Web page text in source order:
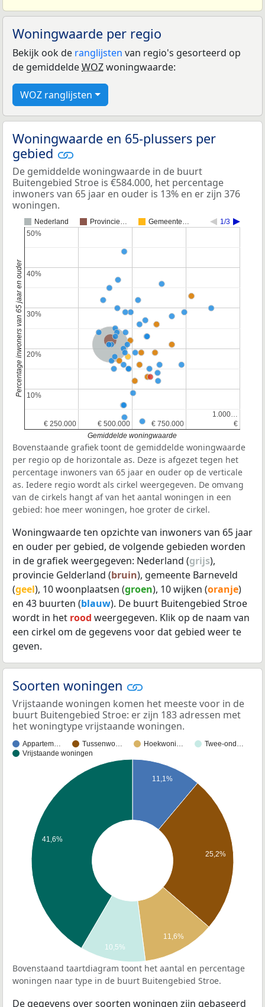
Woningwaarde per regio
Bekijk ook de ranglijsten van regio's gesorteerd op
de gemiddeldeWOZwoningwaarde:
WOZ ranglijsten
Woningwaarde en 65-plussers per
gebied
De gemiddelde woningwaarde in de buurt
Buitengebied Stroe is €584.000, het percentage
inwoners van 65 jaar en ouder is 13% en er zijn 376
woningen.
Nederland Provincie… Gemeente… 1/3
Nederland
Provincie Gelderland
€ 250.000
€ 250.000 € 500.000
€ 500.000 € 750.000
€ 750.000 €
€
1.000…
1.000…
10%
10%
20%
20%
30%
30%
40%
40%
50%
50%
Gemiddelde woningwaarde
Percentage inwoners van 65 jaar en ouder
Bovenstaande grafiek toont de gemiddelde woningwaarde
per regio op de horizontale as. Deze is afgezet tegen het
percentage inwoners van 65 jaar en ouder op de verticale
as. Iedere regio wordt als cirkel weergegeven. De omvang
van de cirkels hangt af van het aantal woningen in een
gebied: hoe meer woningen, hoe groter de cirkel.
Woningwaarde ten opzichte van inwoners van 65 jaar
en ouder per gebied, de volgende gebieden worden
in de grafiek weergegeven: Nederland (grijs),
provincie Gelderland (bruin), gemeente Barneveld
(geel), 10 woonplaatsen (groen), 10 wijken (oranje)
en 43 buurten (blauw). De buurt Buitengebied Stroe
wordt in het rood weergegeven. Klik op de naam van
een cirkel om de gegevens voor dat gebied weer te
geven.
Soorten woningen
Vrijstaande woningen komen het meeste voor in de
buurt Buitengebied Stroe: er zijn 183 adressen met
het woningtype vrijstaande woningen.
Appartem… Tussenwo… Hoekwoni…
Twee-ond…
Vrijstaande woningen
11,1%
25,2%
11,6%
41,6%
10,5%
Bovenstaand taartdiagram toont het aantal en percentage
woningen naar type in de buurt Buitengebied Stroe.
De gegevens over soorten woningen zijn gebaseerd